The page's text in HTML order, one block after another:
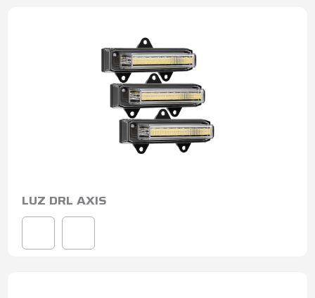
LUZ DRL AXIS